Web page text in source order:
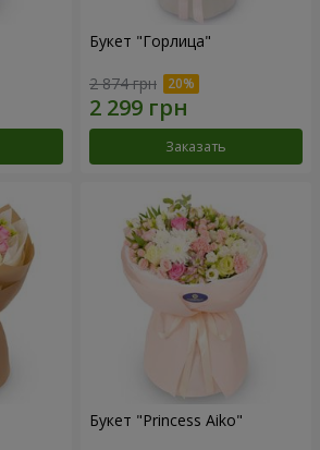
Букет "Горлица"
2 874 грн
Заказать
Букет "Princess Aiko"